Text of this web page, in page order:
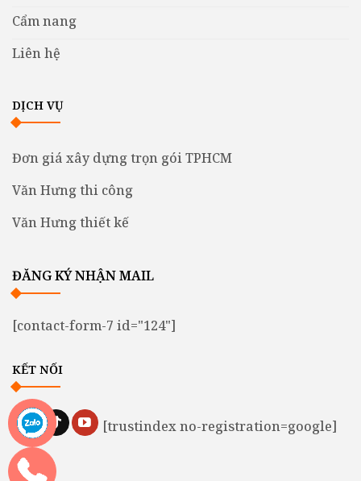
Cẩm nang
Liên hệ
DỊCH VỤ
Đơn giá xây dựng trọn gói TPHCM
Văn Hưng thi công
Văn Hưng thiết kế
ĐĂNG KÝ NHẬN MAIL
[contact-form-7 id="124"]
KẾT NỐI
[trustindex no-registration=google]